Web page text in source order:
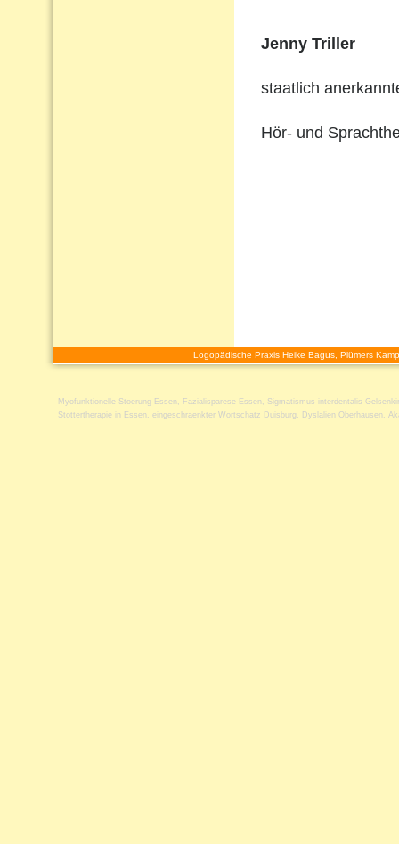
Jenny Triller
staatlich
Hör- und
Logopädische Praxis Heike Bagus, Plümers
Myofunktionelle Stoerung Essen , Fazialisparese Essen , Sigmatismus interdentalis
Stottertherapie in Essen , eingeschraenkter Wortschatz Duisburg , Dyslalien Oberhausen ,